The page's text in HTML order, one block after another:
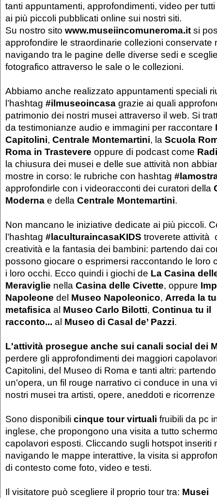
tanti appuntamenti, approfondimenti, video per
ai più piccoli pubblicati online sui nostri siti.
Su nostro sito www.museiincomuneroma.it si
approfondire le straordinarie collezioni conservate
navigando tra le pagine delle diverse sedi e
fotografico attraverso le sale o le collezioni.
Abbiamo anche realizzato appuntamenti speciali
l’hashtag #ilmuseoincasa grazie ai quali
patrimonio dei nostri musei attraverso il web. Si
da testimonianze audio e immagini per raccontare
Capitolini, Centrale Montemartini, la Scuola
Roma in Trastevere oppure di podcast come
la chiusura dei musei e delle sue attività non
mostre in corso: le rubriche con hashtag
approfondirle con i videoracconti dei curatori della
Moderna e della Centrale Montemartini.
Non mancano le iniziative dedicate ai più piccoli.
l’hashtag #laculturaincasaKIDS troverete attività
creatività e la fantasia dei bambini: partendo dai
possono giocare o esprimersi raccontando le loro
i loro occhi. Ecco quindi i giochi de La Casina
Meraviglie nella Casina delle Civette, oppure
Napoleone del Museo Napoleonico, Arreda la
metafisica al Museo Carlo Bilotti, Continua tu il
racconto... al Museo di Casal de’ Pazzi.
L'attività prosegue anche sui canali social dei
perdere gli approfondimenti dei maggiori
Capitolini, del Museo di Roma e tanti altri:
un'opera, un fil rouge narrativo ci conduce in una
nostri musei tra artisti, opere, aneddoti e
Sono disponibili cinque tour virtuali fruibili da pc
inglese, che propongono una visita a tutto
capolavori esposti. Cliccando sugli hotspot inseriti
navigando le mappe interattive, la visita si
di contesto come foto, video e testi.
Il visitatore può scegliere il proprio tour tra: Musei